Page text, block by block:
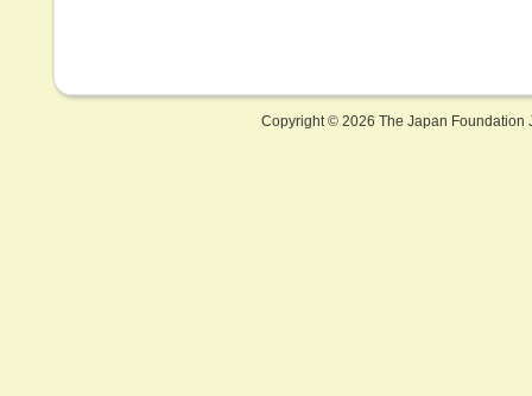
Copyright © 2026 The Japan Foundation